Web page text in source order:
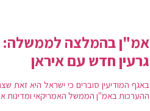
אמ"ן בהמלצה לממשלה:
גרעין חדש עם איראן
באגף המודיעין סוברים כי ישראל היא זאת
ההערכות באמ"ן הממשל האמריקאי ומדינות